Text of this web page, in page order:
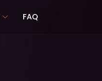
FAQ